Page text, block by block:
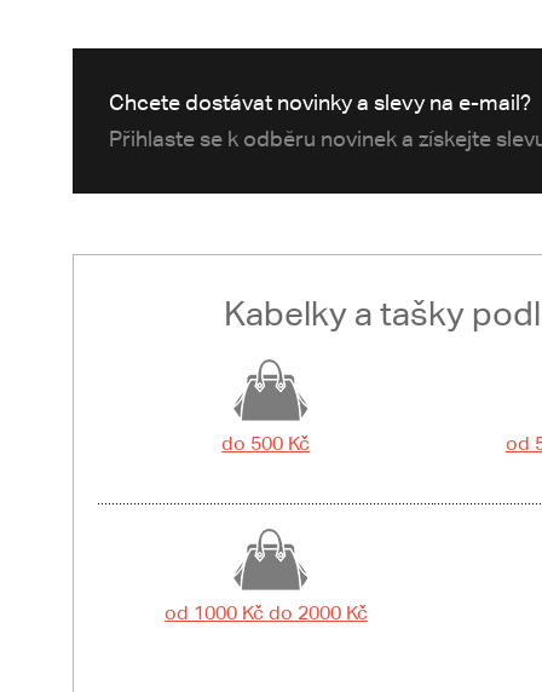
Chcete dostávat novinky a slevy na e-mail?
Přihlaste se k odběru novinek a získejte
Kabelky a tašky
do 500 Kč od
od 1000 Kč do 2000 Kč